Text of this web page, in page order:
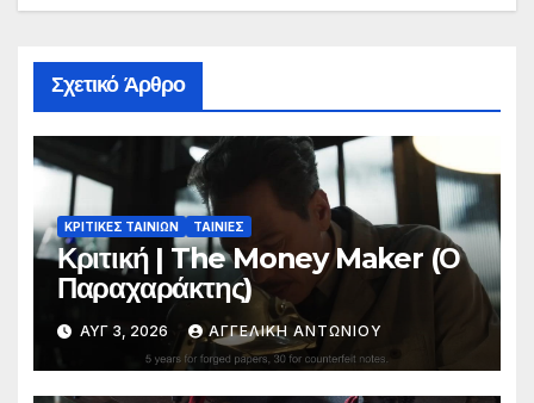
Σχετικό Άρθρο
ΚΡΙΤΙΚΕΣ ΤΑΙΝΙΩΝ ΤΑΙΝΙΕΣ
Κριτική | The Money Maker (Ο
Παραχαράκτης)
ΑΥΓ 3, 2026 ΑΓΓΕΛΙΚΉ ΑΝΤΩΝΊΟΥ